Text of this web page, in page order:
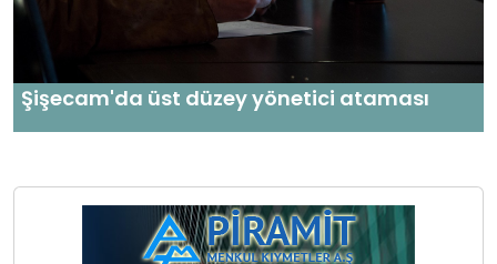
Şişecam'da üst düzey yönetici ataması